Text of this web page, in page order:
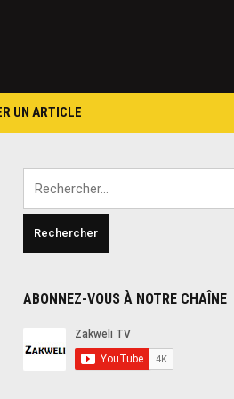
UN ARTICLE
ABONNEZ-VOUS À NOTRE CHAÎNE